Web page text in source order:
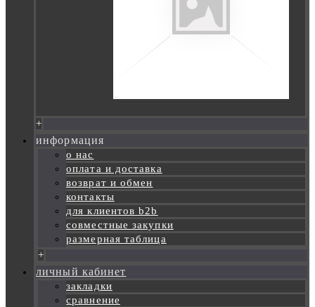
+
информация
о нас
оплата и доставка
возврат и обмен
контакты
для клиентов b2b
совместные закупки
размерная таблица
+
личный кабинет
закладки
сравнение